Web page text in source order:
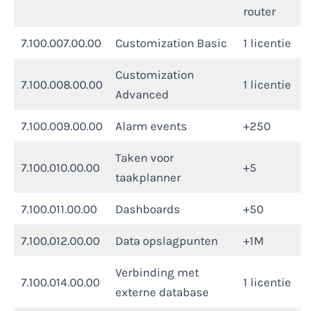
router
7.100.007.00.00 Customization Basic 1 licentie
7.100.008.00.00
Customization
Advanced
1 licentie
7.100.009.00.00 Alarm events +250
7.100.010.00.00
Taken voor
taakplanner
+5
7.100.011.00.00 Dashboards +50
7.100.012.00.00 Data opslagpunten +1M
7.100.014.00.00
Verbinding met
externe database
1 licentie